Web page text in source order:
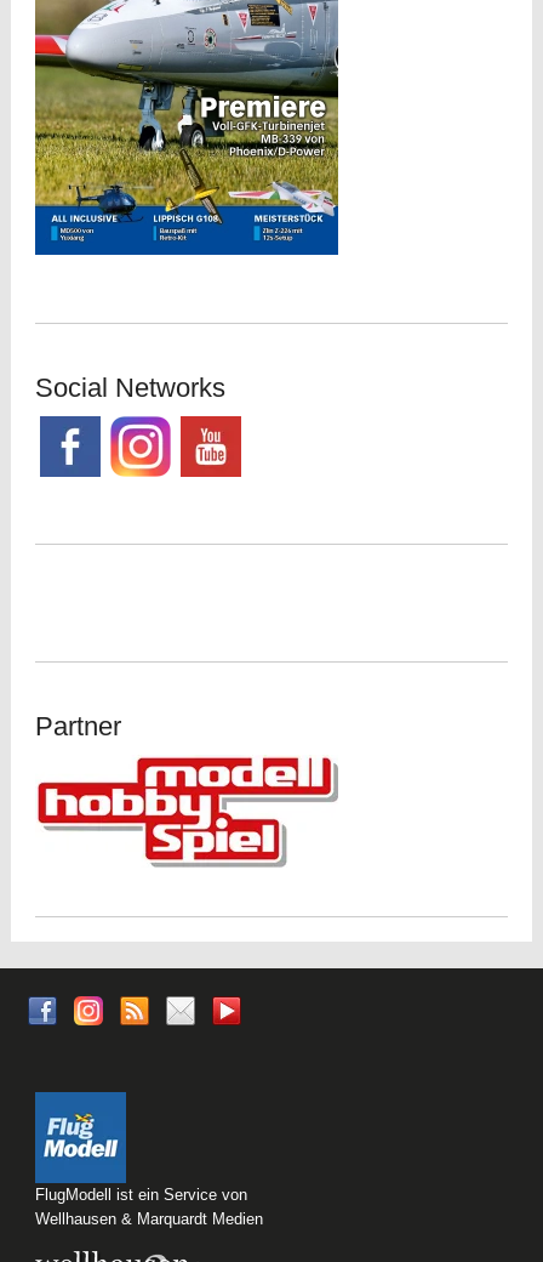
Social Networks
Partner
FlugModell ist ein Service von
Wellhausen & Marquardt Medien